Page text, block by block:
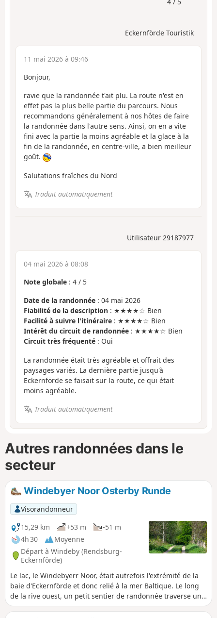
Eckernförde Touristik
11 mai 2026 à 09:46
Bonjour,
ravie que la randonnée t'ait plu. La route n'est en
effet pas la plus belle partie du parcours. Nous
recommandons généralement à nos hôtes de faire
la randonnée dans l'autre sens. Ainsi, on en a vite
fini avec la partie la moins agréable et la glace à la
fin de la randonnée, en centre-ville, a bien meilleur
goût.
Salutations fraîches du Nord
Traduit automatiquement
Utilisateur 29187977
04 mai 2026 à 08:08
Note globale : 4 / 5
Date de la randonnée : 04 mai 2026
Fiabilité de la description : ★★★★☆ Bien
Facilité à suivre l'itinéraire : ★★★★☆ Bien
Intérêt du circuit de randonnée : ★★★★☆ Bien
Circuit très fréquenté : Oui
La randonnée était très agréable et offrait des
paysages variés. La dernière partie jusqu'à
Eckernförde se faisait sur la route, ce qui était
moins agréable.
Traduit automatiquement
Autres randonnées dans le
secteur
Windebyer Noor Osterby Runde
Visorandonneur
15,29 km
+53 m
-51 m
4h 30
Moyenne
Départ à Windeby (Rendsburg-
Eckernförde)
Le lac, le Windebyerr Noor, était autrefois l'extrémité de la
baie d'Eckernförde et donc relié à la mer Baltique. Le long
de la rive ouest, un petit sentier de randonnée traverse une
vieille forêt. Les amateurs de baignade peuvent laisser leur